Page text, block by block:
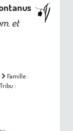
et
Famille :
Tribu :